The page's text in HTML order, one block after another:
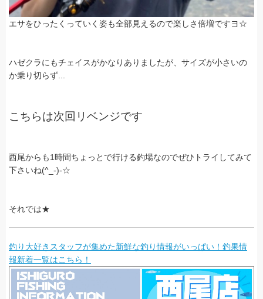
エサをひったくっていく姿も全部見えるので楽しさ倍増ですヨ☆
ハゼクラにもチェイスがかなりありましたが、サイズが小さいの
か乗り切らず...
こちらは次回リベンジです
西尾からも1時間ちょっとで行ける釣場なのでぜひトライしてみて
下さいね(^_-)-☆
それでは★
釣り大好きスタッフが集めた新鮮な釣り情報がいっぱい！釣果情
報新着一覧はこちら！